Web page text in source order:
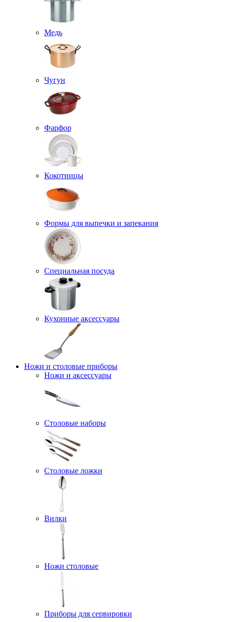
Медь
Чугун
Фарфор
Кокотницы
Формы для выпечки и запекания
Специальная посуда
Кухонные аксессуары
Ножи и столовые приборы
Ножи и аксессуары
Столовые наборы
Столовые ложки
Вилки
Ножи столовые
Приборы для сервировки